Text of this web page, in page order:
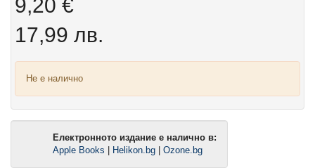
9,20 €
17,99 лв.
Не е налично
Електронното издание е налично в:
Apple Books
Helikon.bg Ozone.bg